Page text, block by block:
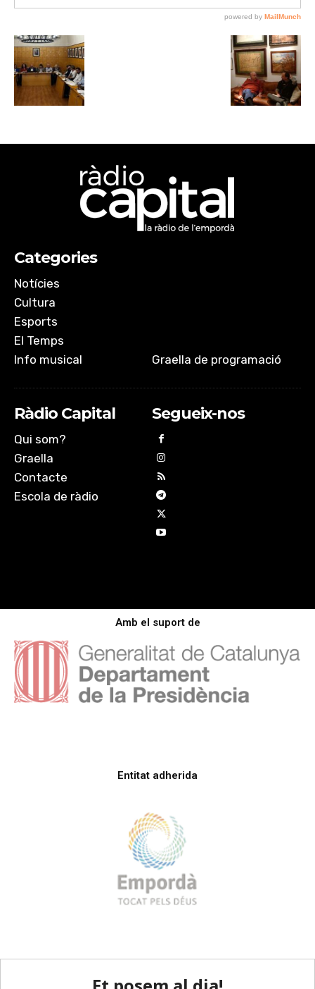
Categories
Notícies
Cultura
Esports
El Temps
Info musical
Graella de programació
Ràdio Capital
Qui som?
Graella
Contacte
Escola de ràdio
Segueix-nos
Amb el suport de
Entitat adherida